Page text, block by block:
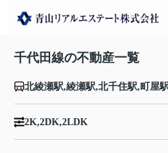
千代田線の不動産一覧
2K,2DK,2LDK